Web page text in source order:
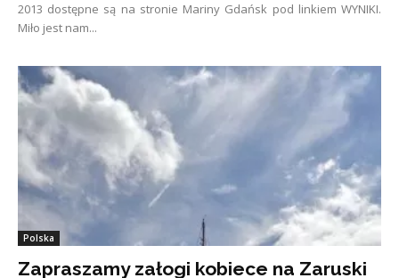
2013 dostępne są na stronie Mariny Gdańsk pod linkiem WYNIKI.
Miło jest nam...
Polska
Zapraszamy załogi kobiece na Zaruski